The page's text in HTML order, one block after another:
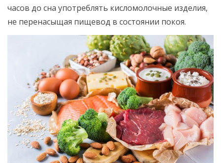
часов до сна употреблять кисломолочные изделия,
не перенасыщая пищевод в состоянии покоя.